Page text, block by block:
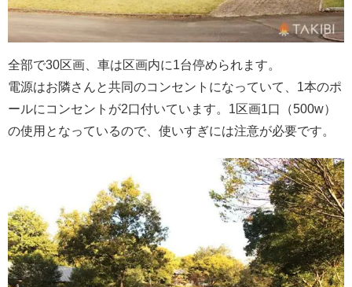
全部で30区画、車は区画内に1台停められます。
電源はお隣さんと共同のコンセントになっていて、1本のポ
ールにコンセントが2口付いています。1区画1口（500w）
の使用となっているので、使いすぎには注意が必要です。